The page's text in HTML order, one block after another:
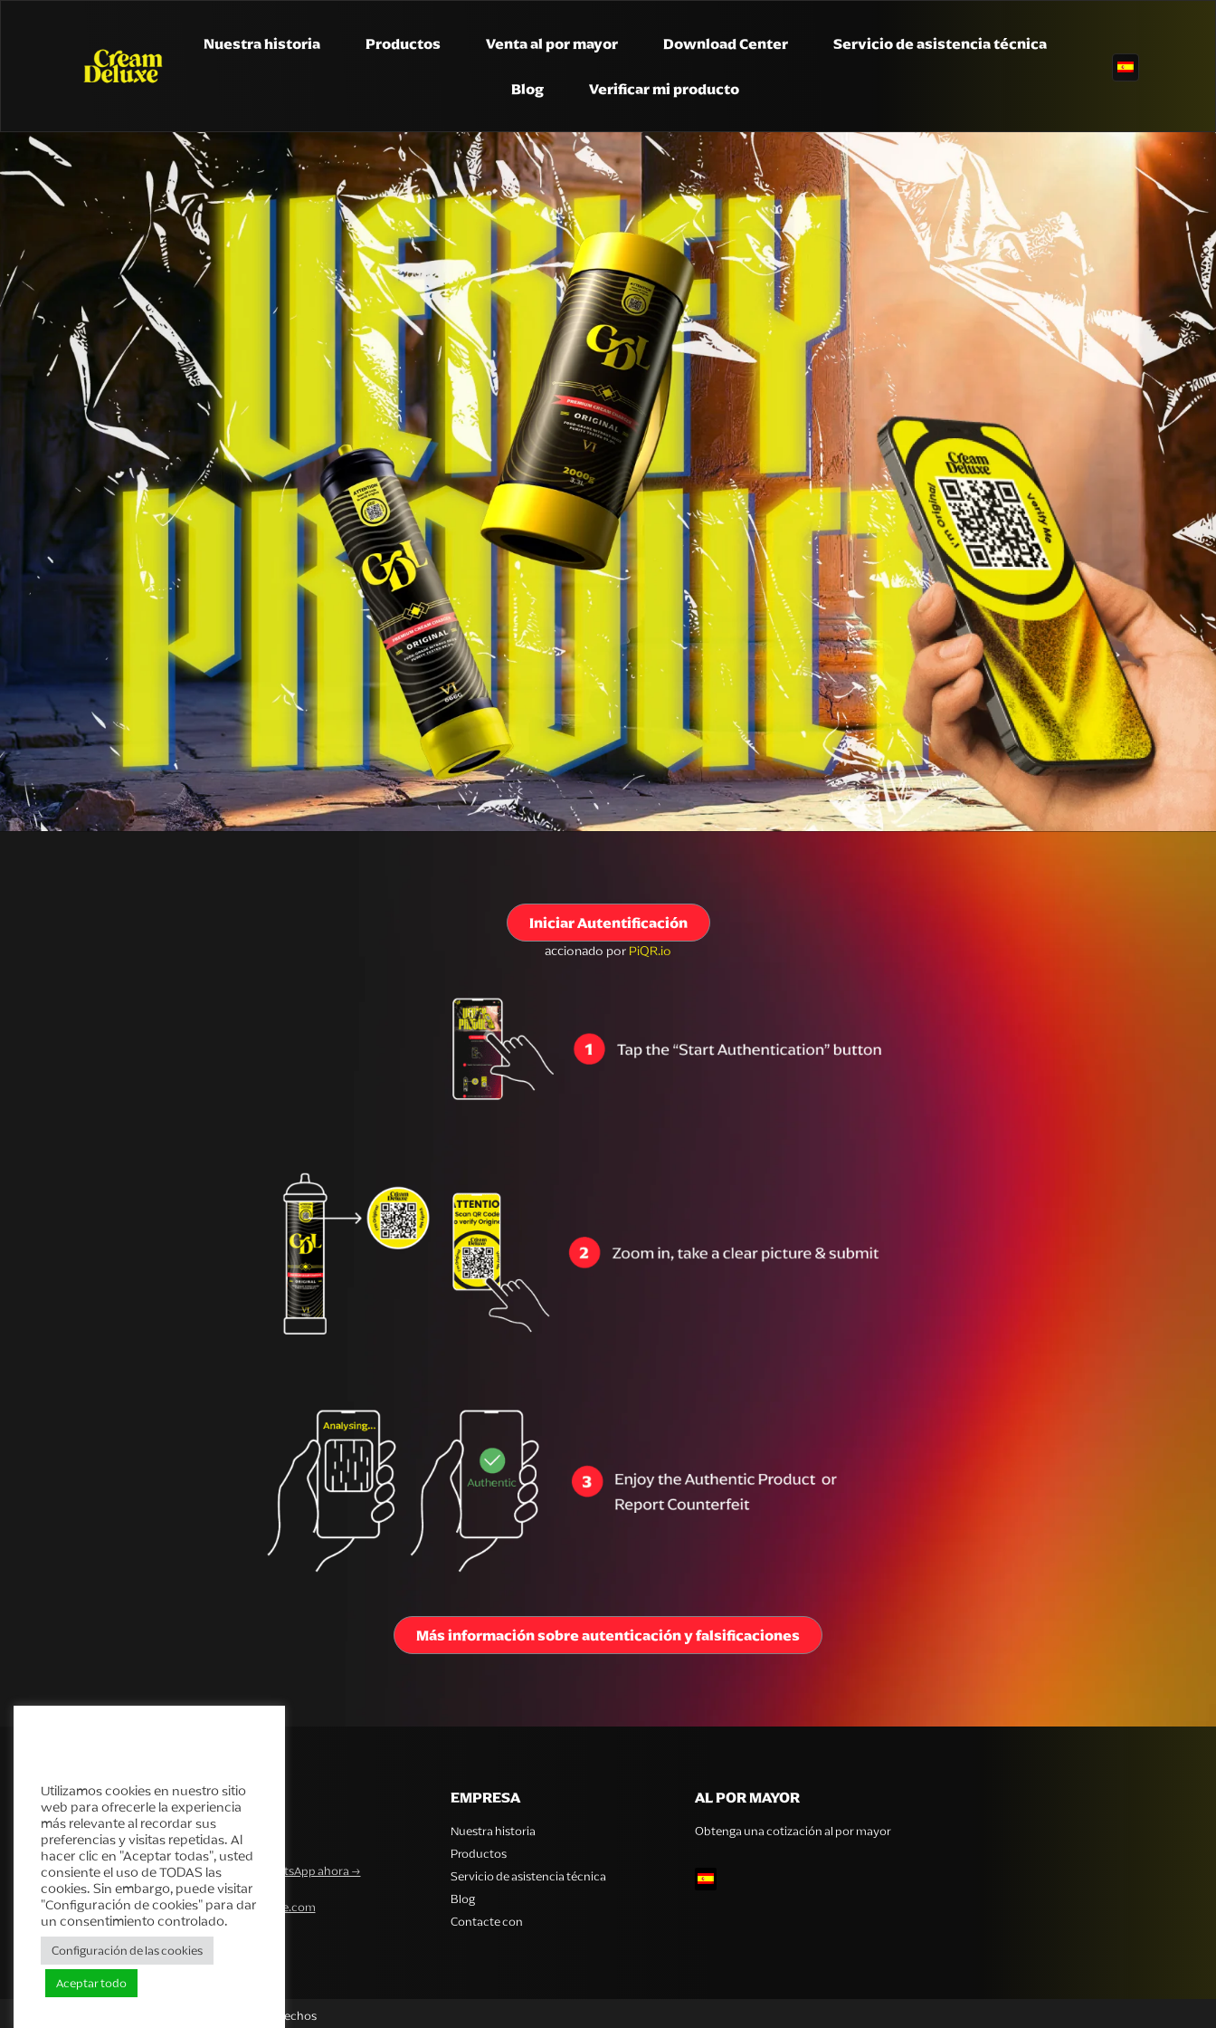
Nuestra historia Productos Venta al por mayor Download Center Servicio de asistencia técnica
Blog Verificar mi producto
Iniciar Autentificación
accionado porPiQR.io
Más información sobre autenticación y falsificaciones
Enviar mensaje de WhatsApp ahora →
contact@cream-deluxe.com
EMPRESA
Nuestra historia
Productos
Servicio de asistencia técnica
Blog
Contacte con
AL POR MAYOR
Obtenga una cotización al por mayor
Cream Deluxe © Todos los derechos
Utilizamos cookies en nuestro sitio
web para ofrecerle la experiencia
más relevante al recordar sus
preferencias y visitas repetidas. Al
hacer clic en "Aceptar todas", usted
consiente el uso de TODAS las
cookies. Sin embargo, puede visitar
"Configuración de cookies" para dar
un consentimiento controlado.
Configuración de las cookies
Aceptar todo